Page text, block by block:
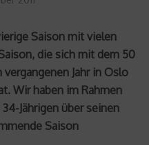
Saison mit vielen
die sich mit dem 50
Jahr in Oslo
Wir haben im Rahmen
Jährigen über seinen
Saison